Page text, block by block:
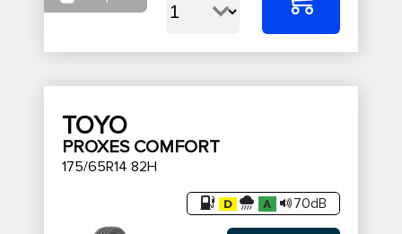
TOYO
PROXES COMFORT
175/65R14 82H
70dB